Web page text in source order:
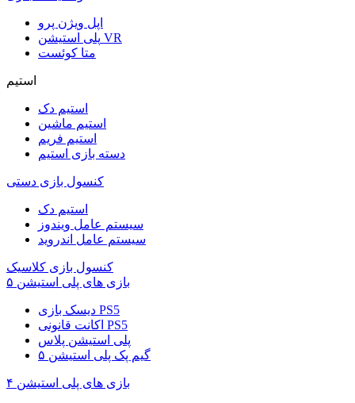
اپل ویژن پرو
پلی استیشن VR
متا کوئست
استیم
استیم دک
استیم ماشین
استیم فریم
دسته بازی استیم
کنسول بازی دستی
استیم دک
سیستم عامل ویندوز
سیستم عامل اندروید
کنسول بازی کلاسیک
بازی های پلی استیشن ۵
دیسک بازی PS5
اکانت قانونی PS5
پلی استیشن پلاس
گیم پک پلی استیشن ۵
بازی های پلی استیشن ۴